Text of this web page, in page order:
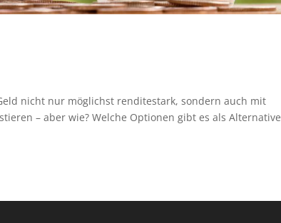
nicht nur möglichst renditestark, sondern auch mit
– aber wie? Welche Optionen gibt es als Alternative